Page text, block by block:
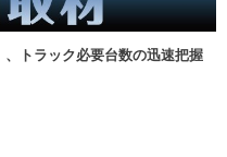
、トラック必要台数の迅速把握